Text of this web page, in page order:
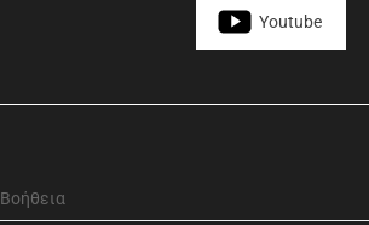
Youtube
Βοήθεια